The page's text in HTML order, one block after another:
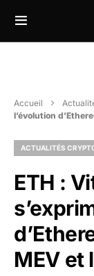
Accueil
l’évolution
ACTUALITÉS
ETH :
MEV et